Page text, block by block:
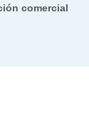
comercial